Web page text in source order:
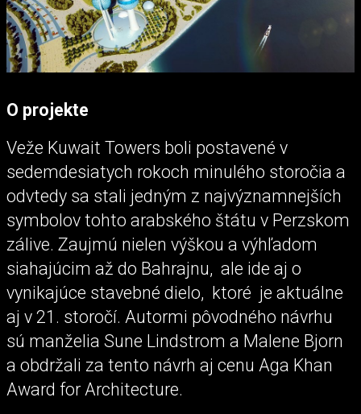
O projekte
Veže Kuwait Towers boli postavené v
sedemdesiatych rokoch minulého storočia a
odvtedy sa stali jedným z najvýznamnejších
symbolov tohto arabského štátu v Perzskom
zálive. Zaujmú nielen výškou a výhľadom
siahajúcim až do Bahrajnu, ale ide aj o
vynikajúce stavebné dielo, ktoré je aktuálne
aj v 21. storočí. Autormi pôvodného návrhu
sú manželia Sune Lindstrom a Malene Bjorn
a obdržali za tento návrh aj cenu Aga Khan
Award for Architecture.